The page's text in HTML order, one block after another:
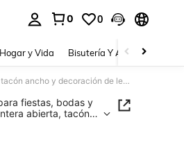
0 0
Hogar y Vida Bisutería Y Accesorios
Sandalias de tacón alto versátiles para fiestas, bodas y días festivos con tira de correa, puntera abierta, tacón ancho y decoración de lentejuelas
fiestas, bodas y
abierta, tacón